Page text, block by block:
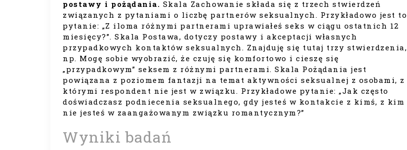
postawy i pożądania. Skala Zachowanie składa się z trzech stwierdzeń
związanych z pytaniami o liczbę partnerów seksualnych. Przykładowo jest to
pytanie: „Z iloma różnymi partnerami uprawiałeś seks w ciągu ostatnich 12
miesięcy?”. Skala Postawa, dotyczy postawy i akceptacji własnych
przypadkowych kontaktów seksualnych. Znajduję się tutaj trzy stwierdzenia,
np. Mogę sobie wyobrazić, że czuję się komfortowo i cieszę się
„przypadkowym” seksem z różnymi partnerami. Skala Pożądania jest
powiązana z poziomem fantazji na temat aktywności seksualnej z osobami, z
którymi respondent nie jest w związku. Przykładowe pytanie: „Jak często
doświadczasz podniecenia seksualnego, gdy jesteś w kontakcie z kimś, z kim
nie jesteś w zaangażowanym związku romantycznym?”
Wyniki badań